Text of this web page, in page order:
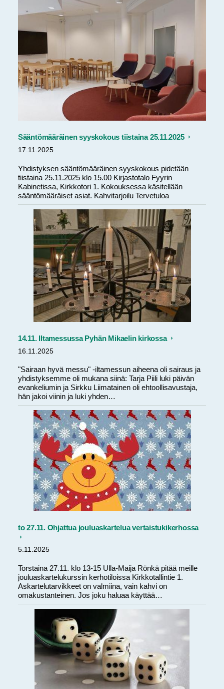
Sääntömääräinen syyskokous tiistaina 25.11.2025
17.11.2025
Yhdistyksen sääntömääräinen syyskokous pidetään
tiistaina 25.11.2025 klo 15.00 Kirjastotalo Fyyrin
Kabinetissa, Kirkkotori 1. Kokouksessa käsitellään
sääntömääräiset asiat. Kahvitarjoilu Tervetuloa
14.11. Iltamessussa Pyhän Mikaelin kirkossa
16.11.2025
"Sairaan hyvä messu" -iltamessun aiheena oli sairaus ja
yhdistyksemme oli mukana siinä: Tarja Piili luki päivän
evankeliumin ja Sirkku Liimatainen oli ehtoollisavustaja,
hän jakoi viinin ja luki yhden…
to 27.11. Ohjattua jouluaskartelua vertaistukikerhossa
5.11.2025
Torstaina 27.11. klo 13-15 Ulla-Maija Rönkä pitää meille
jouluaskartelukurssin kerhotiloissa Kirkkotallintie 1.
Askartelutarvikkeet on valmiina, vain kahvi on
omakustanteinen. Jos joku haluaa käyttää…